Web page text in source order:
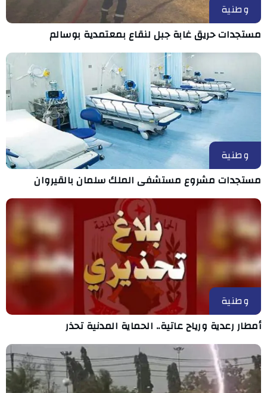
وطنية
مستجدات حريق غابة جبل لنقاع بمعتمدية بوسالم
وطنية
مستجدات مشروع مستشفى الملك سلمان بالقيروان
وطنية
أمطار رعدية ورياح عاتية.. الحماية المدنية تحذر